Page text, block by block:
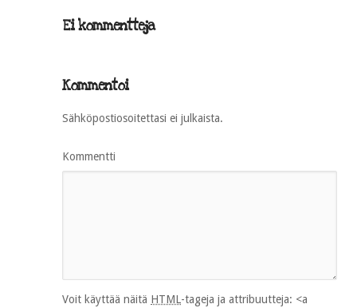
Ei kommentteja
Kommentoi
Sähköpostiosoitettasi ei julkaista.
Kommentti
Voit käyttää näitä HTML-tageja ja attribuutteja: <a